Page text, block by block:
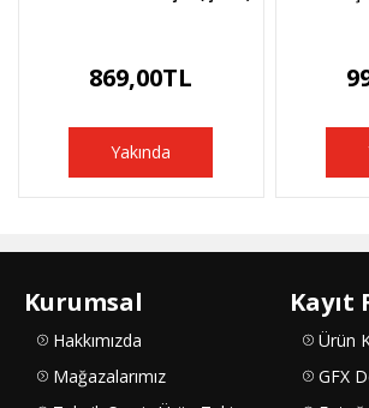
869,00TL
Yakında
Kurumsal
Hakkımızda
Mağazalarımız
Kayıt
Ürün
GFX